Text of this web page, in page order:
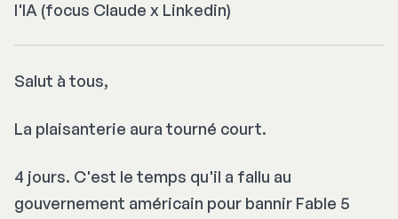
l'IA (focus Claude x Linkedin)
Salut à tous,
La plaisanterie aura tourné court.
4 jours. C'est le temps qu'il a fallu au
gouvernement américain pour bannir Fable 5